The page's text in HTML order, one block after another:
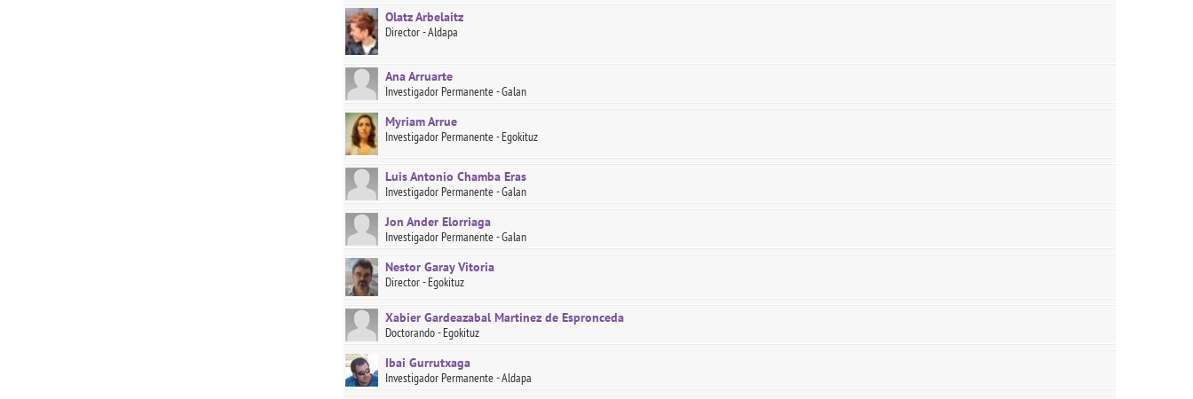
Olatz Arbelaitz
Director - Aldapa
Ana Arruarte
Investigador Permanente - Galan
Myriam Arrue
Investigador Permanente - Egokituz
Luis Antonio Chamba Eras
Investigador Permanente - Galan
Jon Ander Elorriaga
Investigador Permanente - Galan
Nestor Garay Vitoria
Director - Egokituz
Xabier Gardeazabal Martinez de Espronceda
Doctorando - Egokituz
Ibai Gurrutxaga
Investigador Permanente - Aldapa